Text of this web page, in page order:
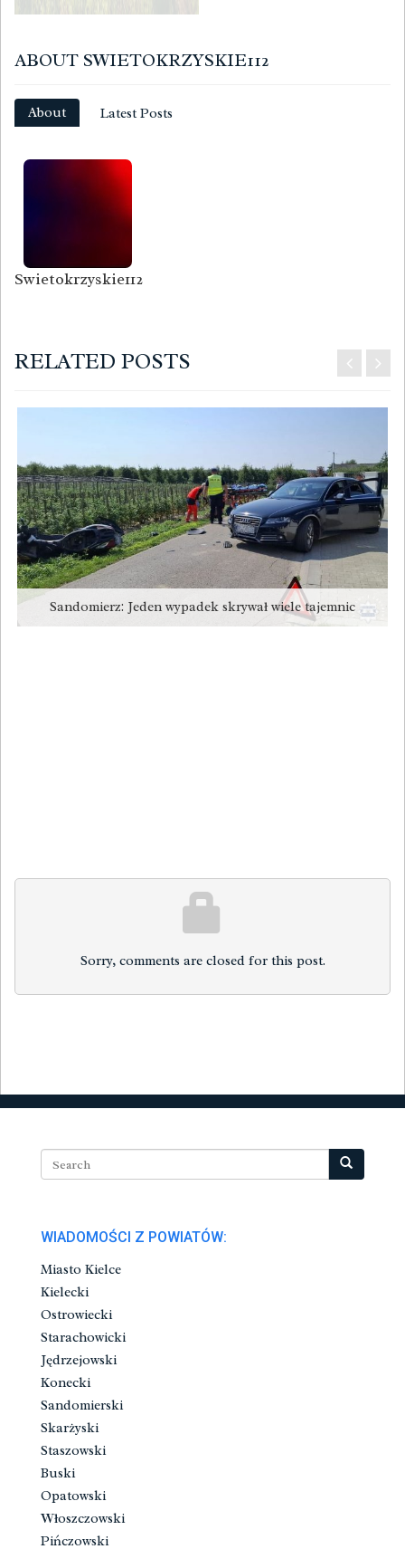
ABOUT SWIETOKRZYSKIE112
About Latest Posts
Swietokrzyskie112
RELATED POSTS
Sandomierz: Jeden wypadek skrywał wiele tajemnic
Sorry, comments are closed for this post.
WIADOMOŚCI Z POWIATÓW:
Miasto Kielce
Kielecki
Ostrowiecki
Starachowicki
Jędrzejowski
Konecki
Sandomierski
Skarżyski
Staszowski
Buski
Opatowski
Włoszczowski
Pińczowski